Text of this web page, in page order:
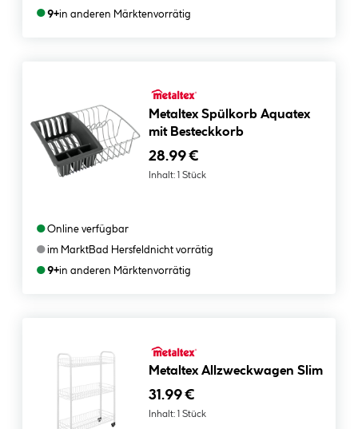
●9+in anderen Märktenvorrätig
Metaltex Spülkorb Aquatex
mit Besteckkorb
28.99 €
Inhalt: 1 Stück
●Online verfügbar
●im MarktBad Hersfeldnicht vorrätig
●9+in anderen Märktenvorrätig
Metaltex Allzweckwagen Slim
31.99 €
Inhalt: 1 Stück